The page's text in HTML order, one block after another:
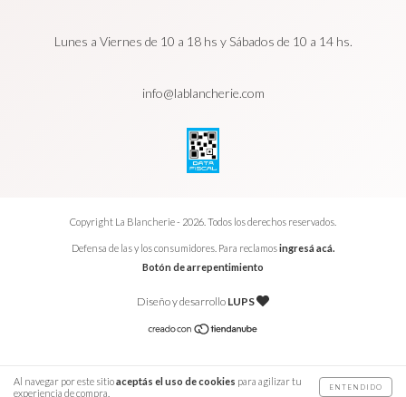
Al navegar por este sitioaceptás el uso de cookies para agilizar tu
experiencia de compra.
ENTENDIDO
Lunes a Viernes de 10 a 18 hs y Sábados de 10 a 14 hs.
info@lablancherie.com
Copyright La Blancherie - 2026. Todos los derechos reservados.
Defensa de las y los consumidores. Para reclamosingresá acá.
Botón de arrepentimiento
Diseño y desarrollo LUPS